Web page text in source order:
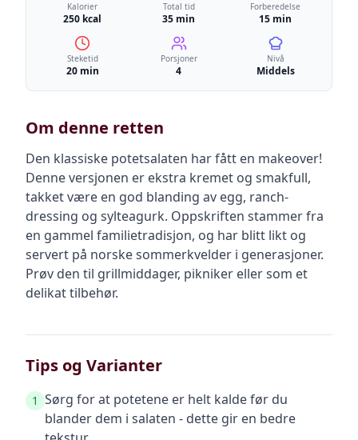
Kalorier
250 kcal
Total tid
35 min
Forberedelse
15 min
Steketid
20 min
Porsjoner
4
Nivå
Middels
Om denne retten
Den klassiske potetsalaten har fått en makeover!
Denne versjonen er ekstra kremet og smakfull,
takket være en god blanding av egg, ranch-
dressing og sylteagurk. Oppskriften stammer fra
en gammel familietradisjon, og har blitt likt og
servert på norske sommerkvelder i generasjoner.
Prøv den til grillmiddager, pikniker eller som et
delikat tilbehør.
Tips og Varianter
1 Sørg for at potetene er helt kalde før du
blander dem i salaten - dette gir en bedre